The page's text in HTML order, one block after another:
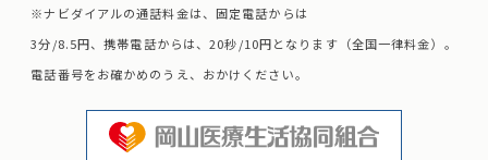
※ナビダイアルの通話料金は、固定電話からは
3分/8.5円、携帯電話からは、20秒/10円となります（全国一律料金）。
電話番号をお確かめのうえ、おかけください。